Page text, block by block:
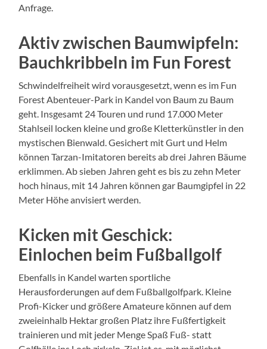
Anfrage.
Aktiv zwischen Baumwipfeln:
Bauchkribbeln im Fun Forest
Schwindelfreiheit wird vorausgesetzt, wenn es im Fun
Forest Abenteuer-Park in Kandel von Baum zu Baum
geht. Insgesamt 24 Touren und rund 17.000 Meter
Stahlseil locken kleine und große Kletterkünstler in den
mystischen Bienwald. Gesichert mit Gurt und Helm
können Tarzan-Imitatoren bereits ab drei Jahren Bäume
erklimmen. Ab sieben Jahren geht es bis zu zehn Meter
hoch hinaus, mit 14 Jahren können gar Baumgipfel in 22
Meter Höhe anvisiert werden.
Kicken mit Geschick:
Einlochen beim Fußballgolf
Ebenfalls in Kandel warten sportliche
Herausforderungen auf dem Fußballgolfpark. Kleine
Profi-Kicker und größere Amateure können auf dem
zweieinhalb Hektar großen Platz ihre Fußfertigkeit
trainieren und mit jeder Menge Spaß Fuß- statt